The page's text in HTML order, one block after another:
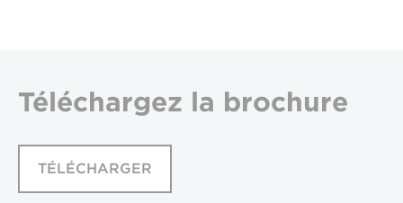
Téléchargez la brochure
TÉLÉCHARGER